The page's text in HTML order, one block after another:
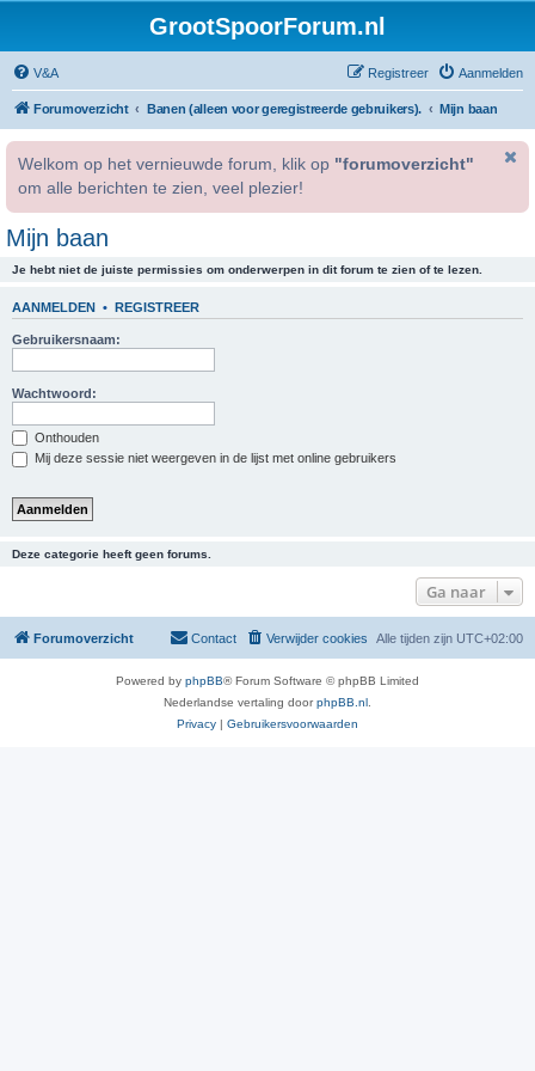
GrootSpoorForum.nl
V&A Aanmelden
Registreer
Forumoverzicht Banen (alleen voor geregistreerde gebruikers). Mijn baan
Welkom op het vernieuwde forum, klik op "forumoverzicht"
om alle berichten te zien, veel plezier!
Mijn baan
Je hebt niet de juiste permissies om onderwerpen in dit forum te zien of te lezen.
AANMELDEN • REGISTREER
Gebruikersnaam:
Wachtwoord:
Onthouden
Mij deze sessie niet weergeven in de lijst met online gebruikers
Deze categorie heeft geen forums.
Ga naar
Forumoverzicht Alle tijden zijn UTC+02:00
Verwijder cookies
Contact
Powered by phpBB® Forum Software © phpBB Limited
Nederlandse vertaling doorphpBB.nl
Privacy | Gebruikersvoorwaarden